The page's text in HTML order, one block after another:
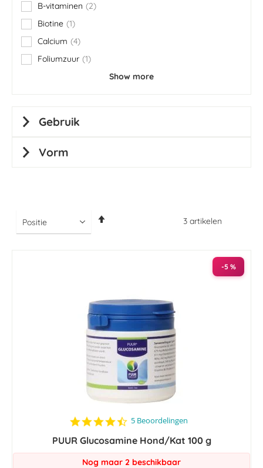
3 artikelen
-5 %
4.4
rating
5 Beoordelingen
PUUR Glucosamine Hond/Kat 100 g
Nog maar 2 beschikbaar
B-vitaminen
2
items
Biotine 1
item
Calcium
4
items
Foliumzuur 1
item
Show more
Gebruik
Vorm